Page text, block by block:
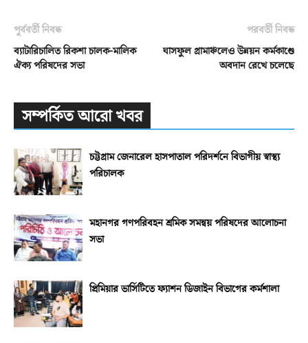
পূর্ববর্তী নিবন্ধ
ব্যাটারিচালিত রিকশা চালক-মালিক
ঐক্য পরিষদের সভা
পরবর্তী নিবন্ধ
ঘাসফুল গ্রামাঞ্চলেও উন্নয়ন কর্মকাণ্ডে
অবদান রেখে চলেছে
সম্পর্কিত আরো খবর
চট্টগ্রাম জেনারেল হাসপাতাল পরিদর্শনে বিভাগীয় স্বাস্থ্য
পরিচালক
মহানগর গণপরিবহন শ্রমিক সমন্বয় পরিষদের আলোচনা
সভা
প্রিমিয়ার ভার্সিটিতে ফ্যাশন ডিজাইন বিভাগের কর্মশালা